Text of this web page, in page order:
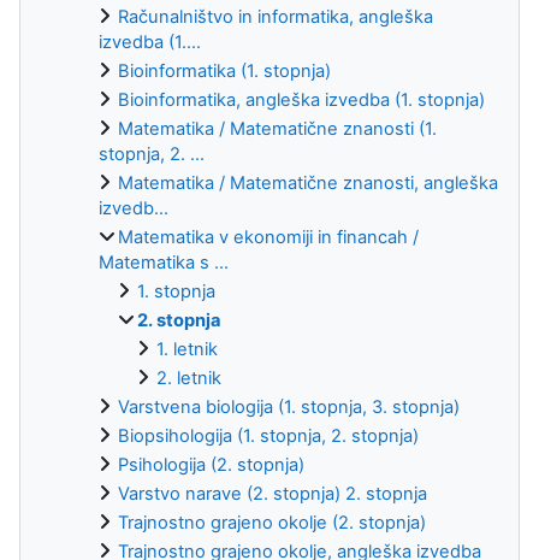
Računalništvo in informatika, angleška
izvedba (1....
Bioinformatika (1. stopnja)
Bioinformatika, angleška izvedba (1. stopnja)
Matematika / Matematične znanosti (1.
stopnja, 2. ...
Matematika / Matematične znanosti, angleška
izvedb...
Matematika v ekonomiji in financah /
Matematika s ...
1. stopnja
2. stopnja
1. letnik
2. letnik
Varstvena biologija (1. stopnja, 3. stopnja)
Biopsihologija (1. stopnja, 2. stopnja)
Psihologija (2. stopnja)
Varstvo narave (2. stopnja) 2. stopnja
Trajnostno grajeno okolje (2. stopnja)
Trajnostno grajeno okolje, angleška izvedba